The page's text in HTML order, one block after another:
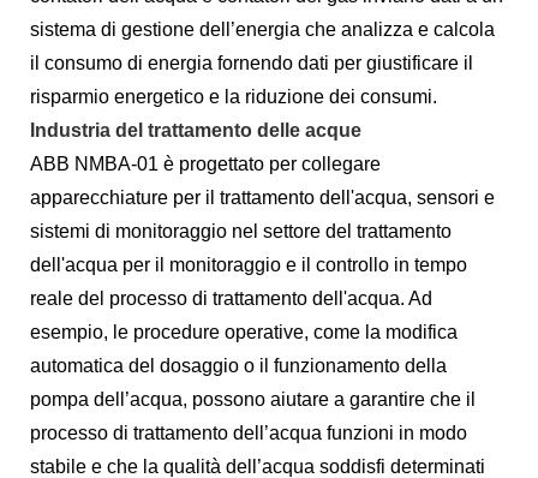
sistema di gestione dell’energia che analizza e calcola
il consumo di energia fornendo dati per giustificare il
risparmio energetico e la riduzione dei consumi.
Industria del trattamento delle acque
ABB NMBA-01 è progettato per collegare
apparecchiature per il trattamento dell'acqua, sensori e
sistemi di monitoraggio nel settore del trattamento
dell'acqua per il monitoraggio e il controllo in tempo
reale del processo di trattamento dell'acqua. Ad
esempio, le procedure operative, come la modifica
automatica del dosaggio o il funzionamento della
pompa dell’acqua, possono aiutare a garantire che il
processo di trattamento dell’acqua funzioni in modo
stabile e che la qualità dell’acqua soddisfi determinati